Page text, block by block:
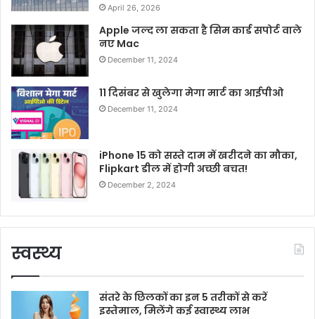
April 26, 2026
Apple जल्द ला सकता है सिम कार्ड सपोर्ट वाले
नए Mac
December 11, 2024
11 दिसंबर से खुलेगा मेगा मार्ट का आईपीओ
December 11, 2024
iPhone 15 को सस्ते दाम में खरीदने का मौका,
Flipkart डील में होगी अच्छी बचत!
December 2, 2024
स्वस्थ्य
संतरे के छिलकों का इन 5 तरीकों से करें
इस्तेमाल, मिलेंगे कई स्वास्थ्य लाभ